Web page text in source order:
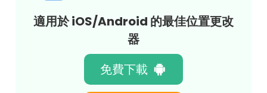
適用於 iOS/Android 的最佳位置更改
器
免費下載